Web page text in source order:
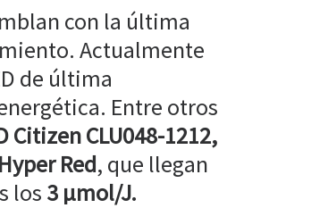
con la última
Actualmente
de última
Entre otros
Citizen CLU048-1212,
Red, que llegan
los 3 µmol/J.